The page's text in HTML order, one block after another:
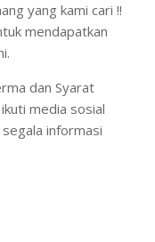
yang kami cari !!
mendapatkan
dan Syarat
media sosial
informasi